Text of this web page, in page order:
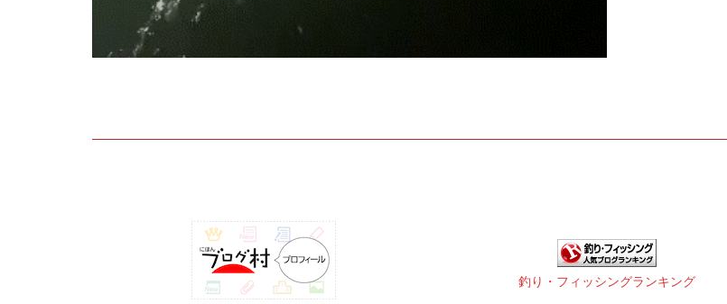
釣り・フィッシングランキング